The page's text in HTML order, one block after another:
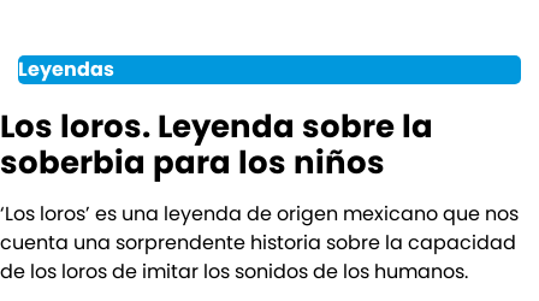
Leyendas
Los loros. Leyenda sobre la
soberbia para los niños
‘Los loros’ es una leyenda de origen mexicano que nos
cuenta una sorprendente historia sobre la capacidad
de los loros de imitar los sonidos de los humanos.